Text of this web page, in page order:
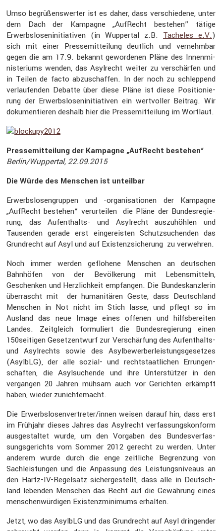
Umso begrü­ßens­werter ist es daher, dass verschie­dene, unter
dem Dach der Kampagne „AufRecht bestehen” tätige
Erwerbs­lo­sen­in­itia­tiven (in Wuppertal z.B. Tacheles e.V.)
sich mit einer Presse­mit­tei­lung deutlich und vernehmbar
gegen die am 17.9. bekannt gewor­denen Pläne des Innen­mi­
nis­te­riums wenden, das Asylrecht weiter zu verschärfen und
in Teilen de facto abzuschaffen. In der noch zu schlep­pend
verlau­fenden Debatte über diese Pläne ist diese Positio­nie­
rung der Erwerbs­lo­sen­in­itia­tiven ein wertvoller Beitrag. Wir
dokumen­tieren deshalb hier die Presse­mit­tei­lung im Wortlaut.
Presse­mit­tei­lung der Kampagne „AufRecht bestehen“
Berlin/Wuppertal, 22.09.2015
Die Würde des Menschen ist unteilbar
Erwerbs­lo­sen­gruppen und -organi­sa­tionen der Kampagne
„AufRecht bestehen“ verur­teilen die Pläne der Bundes­re­gie­
rung, das Aufent­halts- und Asylrecht auszu­höhlen und
Tausenden gerade erst einge­reisten Schutz­su­chenden das
Grund­recht auf Asyl und auf Existenz­si­che­rung zu verwehren.
Noch immer werden geflo­hene Menschen an deutschen
Bahnhöfen von der Bevöl­ke­rung mit Lebens­mit­teln,
Geschenken und Herzlich­keit empfangen. Die Bundes­kanz­lerin
überrascht mit der humani­tären Geste, dass Deutsch­land
Menschen in Not nicht im Stich lasse, und pflegt so im
Ausland das neue Image eines offenen und hilfs­be­reiten
Landes. Zeitgleich formu­liert die Bundes­re­gie­rung einen
150seitigen Gesetz­ent­wurf zur Verschär­fung des Aufent­halts-
und Asylrechts sowie des Asylbe­wer­ber­leis­tungs­ge­setzes
(AsylbLG), der alle sozial- und recht­staat­li­chen Errun­gen­
schaften, die Asylsu­chende und ihre Unter­stützer in den
vergangen 20 Jahren mühsam auch vor Gerichten erkämpft
haben, wieder zunich­temacht.
Die Erwerbslosenvertreter/innen weisen darauf hin, dass erst
im Frühjahr dieses Jahres das Asylrecht verfas­sungs­kon­form
ausge­staltet wurde, um den Vorgaben des Bundes­ver­fas­
sungs­ge­richts vom Sommer 2012 gerecht zu werden. Unter
anderem wurde durch die enge zeitliche Begren­zung von
Sachleis­tungen und die Anpas­sung des Leistungs­ni­veaus an
den Hartz-IV-Regel­satz sicher­ge­stellt, dass alle in Deutsch­
land lebenden Menschen das Recht auf die Gewäh­rung eines
menschen­wür­digen Existenz­mi­ni­mums erhalten.
Jetzt, wo das AsylbLG und das Grund­recht auf Asyl dringender